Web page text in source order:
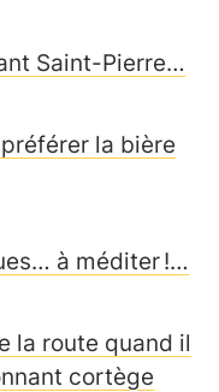
Saint-Pierre…
la bière
à méditer !…
la route quand il
cortège